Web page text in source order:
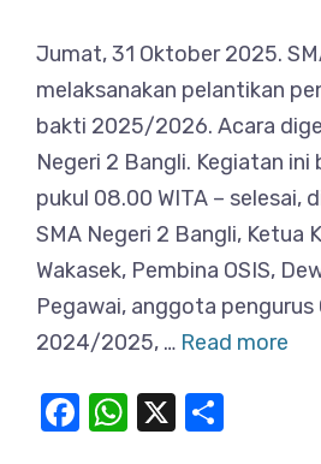
Jumat, 31 Oktober 2025.
melaksanakan pelantikan
bakti 2025/2026. Acara
Negeri 2 Bangli. Kegiatan ini
pukul 08.00 WITA – selesai,
SMA Negeri 2 Bangli, Ketua
Wakasek, Pembina OSIS,
Pegawai, anggota pengurus
2024/2025, … Read more
F
W X